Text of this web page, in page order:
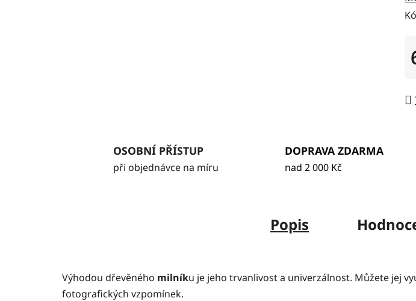
OSOBNÍ PŘÍSTUP
při objednávce na míru
DOPRAVA ZDARMA
nad 2 000 Kč
Popis
Výhodou dřevěného milníku je jeho trvanlivost a univerzálnost. Můžete jej
fotografických vzpomínek.